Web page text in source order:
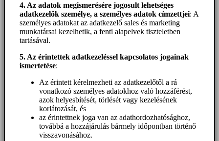
4. Az adatok megismerésére jogosult lehetséges
adatkezelők személye, a személyes adatok címzettjei: A
személyes adatokat az adatkezelő sales és marketing
munkatársai kezelhetik, a fenti alapelvek tiszteletben
tartásával.
5. Az érintettek adatkezeléssel kapcsolatos jogainak
ismertetése:
Az érintett kérelmezheti az adatkezelőtől a rá
vonatkozó személyes adatokhoz való hozzáférést,
azok helyesbítését, törlését vagy kezelésének
korlátozását, és
az érintettnek joga van az adathordozhatósághoz,
továbbá a hozzájárulás bármely időpontban történő
visszavonásához.